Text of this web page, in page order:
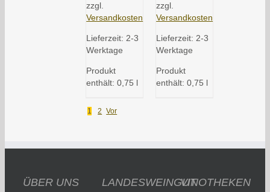
zzgl.
Versandkosten
Lieferzeit: 2-3
Werktage
Produkt
enthält: 0,75 l
zzgl.
Versandkosten
Lieferzeit: 2-3
Werktage
Produkt
enthält: 0,75 l
1 2 Vor
ÜBER UNS
LANDESWEINGUTVINOTHEKEN